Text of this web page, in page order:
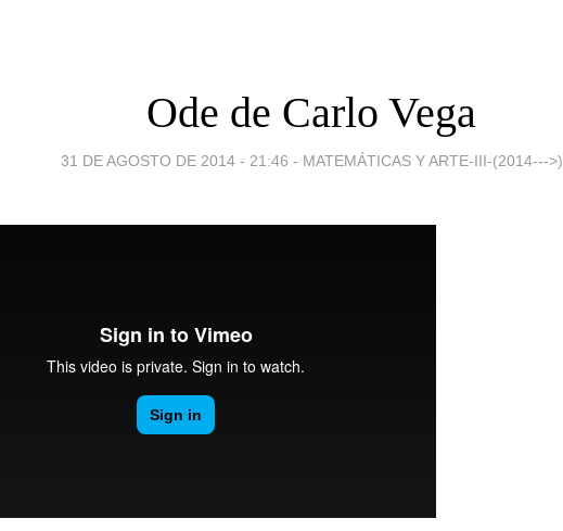
Ode de Carlo Vega
31 DE AGOSTO DE 2014 - 21:46 - MATEMÁTICAS Y ARTE-III-(2014--->)